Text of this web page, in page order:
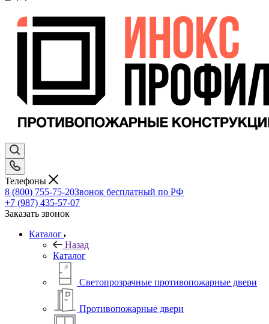
Телефоны
8 (800) 755-75-20Звонок бесплатный по РФ
+7 (987) 435-57-07
Заказать звонок
Каталог
Назад
Каталог
Светопрозрачные противопожарные двери
Противопожарные двери